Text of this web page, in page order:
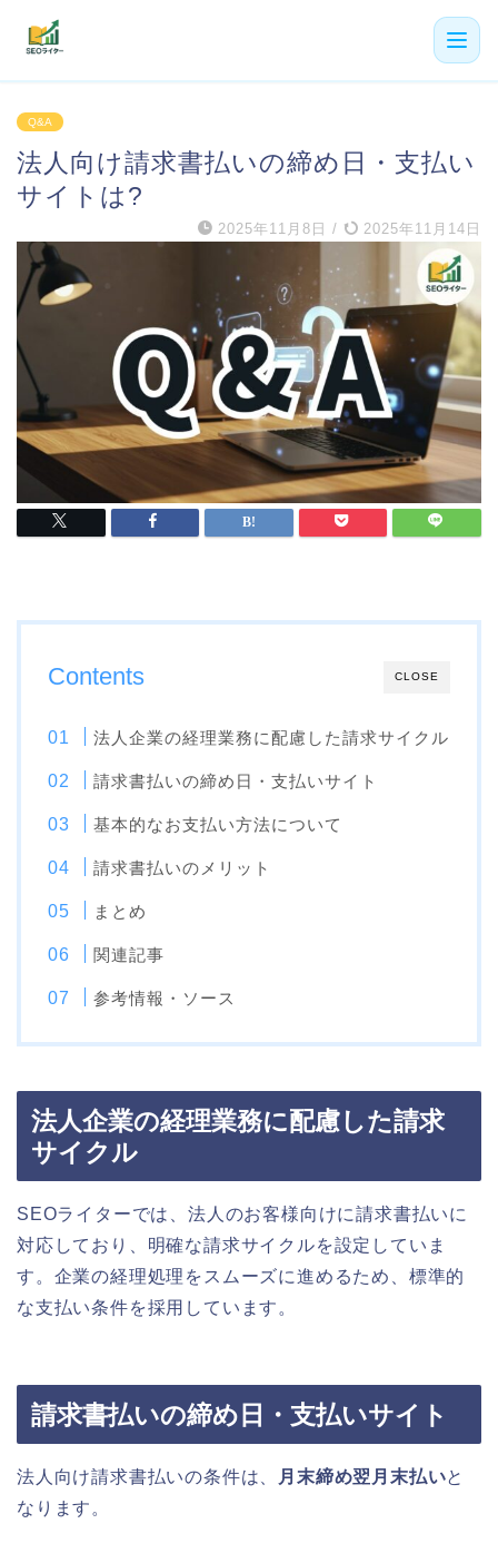
機能
利用者の声
よくある質問
お役立ち記事
Q&A
法人向け請求書払いの締め日・支払い
サイトは?
2025年11月8日 / 2025年11月14日
CLOSE
Contents
法人企業の経理業務に配慮した請求サイクル
請求書払いの締め日・支払いサイト
基本的なお支払い方法について
請求書払いのメリット
まとめ
関連記事
参考情報・ソース
法人企業の経理業務に配慮した請求
サイクル
SEOライターでは、法人のお客様向けに請求書払いに
対応しており、明確な請求サイクルを設定していま
す。企業の経理処理をスムーズに進めるため、標準的
な支払い条件を採用しています。
請求書払いの締め日・支払いサイト
法人向け請求書払いの条件は、 月末締め翌月末払いと
なります。